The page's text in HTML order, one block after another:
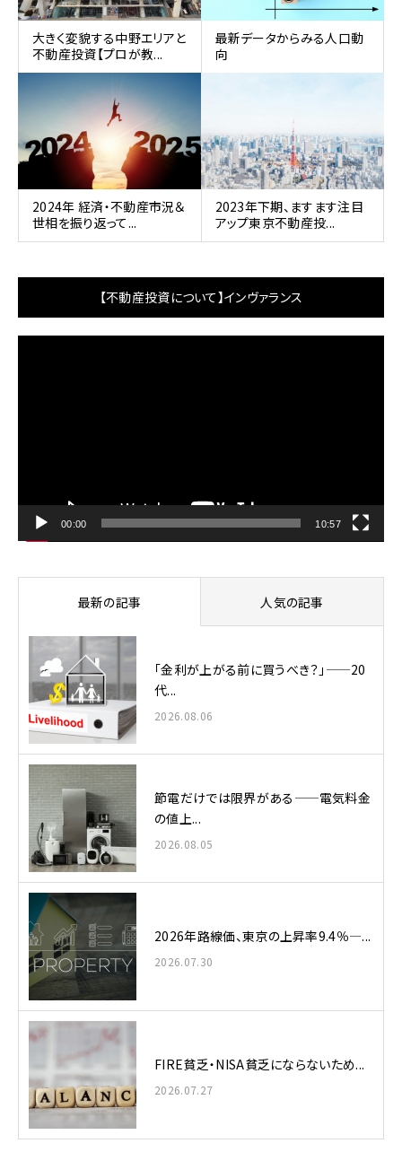
大きく変貌する中野エリアと
不動産投資【プロが教...
最新データからみる人口動
向
2024年 経済・不動産市況＆
世相を振り返って...
2023年下期、ますます注目
アップ東京不動産投...
【不動産投資について】インヴァランス
00:00 10:57
最新の記事 人気の記事
「金利が上がる前に買うべき？」——20
代...
2026.08.06
節電だけでは限界がある——電気料金
の値上...
2026.08.05
2026年路線価、東京の上昇率9.4％—...
2026.07.30
FIRE貧乏・NISA貧乏にならないため...
2026.07.27